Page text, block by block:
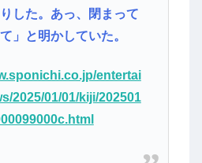
した。あっ、閉まって
」と明かしていた。
entertai
2025/01/01/kiji/202501